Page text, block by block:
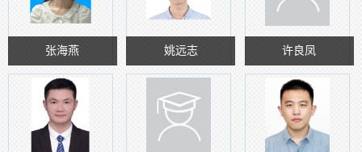
张海燕 姚远志 许良凤